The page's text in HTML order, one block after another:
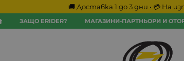
🚚 Доставка 1 до 3 дни • 💳 На
ЗАЩО ERIDER? МАГАЗИНИ-ПАРТНЬОРИ И